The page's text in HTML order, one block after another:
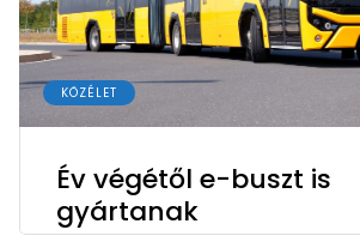
KÖZÉLET
Év végétől e-buszt is
gyártanak